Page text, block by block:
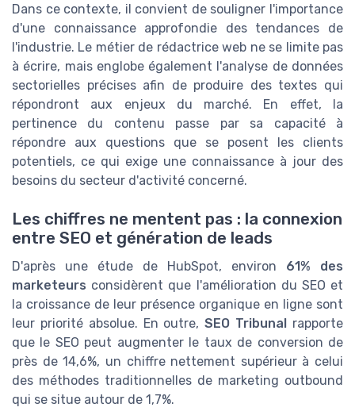
Dans ce contexte, il convient de souligner l'importance
d'une connaissance approfondie des tendances de
l'industrie. Le métier de rédactrice web ne se limite pas
à écrire, mais englobe également l'analyse de données
sectorielles précises afin de produire des textes qui
répondront aux enjeux du marché. En effet, la
pertinence du contenu passe par sa capacité à
répondre aux questions que se posent les clients
potentiels, ce qui exige une connaissance à jour des
besoins du secteur d'activité concerné.
Les chiffres ne mentent pas : la connexion
entre SEO et génération de leads
D'après une étude de HubSpot, environ 61% des
marketeurs considèrent que l'amélioration du SEO et
la croissance de leur présence organique en ligne sont
leur priorité absolue. En outre,SEO Tribunal rapporte
que le SEO peut augmenter le taux de conversion de
près de 14,6%, un chiffre nettement supérieur à celui
des méthodes traditionnelles de marketing outbound
qui se situe autour de 1,7%.